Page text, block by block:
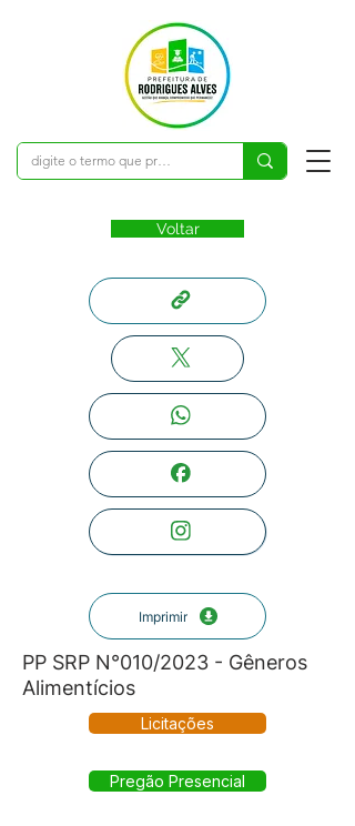
Voltar
Imprimir
PP SRP N°010/2023 - Gêneros
Alimentícios
Licitações
Pregão Presencial